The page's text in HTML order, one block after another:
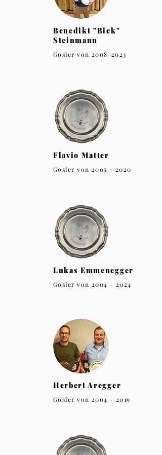
Benedikt "Bick"
Steinmann
Gosler von 2008-2023
Flavio Matter
Gosler von 2005 - 2020
Lukas Emmenegger
Gosler von 2004 - 2024
Herbert Aregger
Gosler von 2004 - 2019